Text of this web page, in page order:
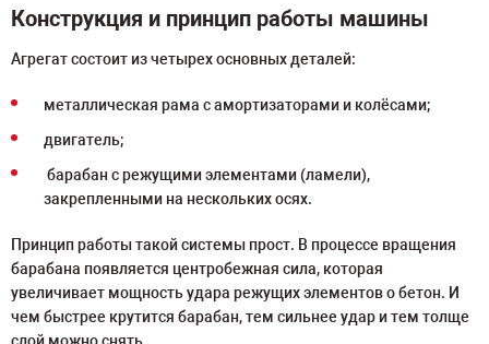
Конструкция и принцип работы машины
Агрегат состоит из четырех основных деталей:
металлическая рама с амортизаторами и колёсами;
двигатель;
барабан с режущими элементами (ламели),
закрепленными на нескольких осях.
Принцип работы такой системы прост. В процессе вращения
барабана появляется центробежная сила, которая
увеличивает мощность удара режущих элементов о бетон. И
чем быстрее крутится барабан, тем сильнее удар и тем толще